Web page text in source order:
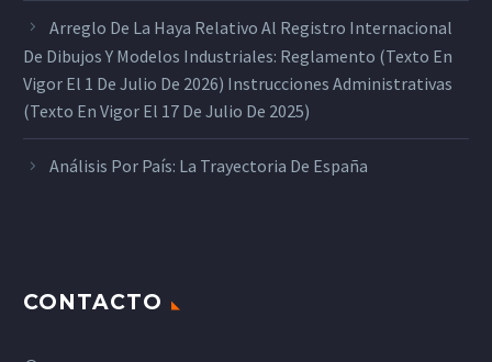
Arreglo De La Haya Relativo Al Registro Internacional
De Dibujos Y Modelos Industriales: Reglamento (texto En
Vigor El 1 De Julio De 2026) Instrucciones Administrativas
(texto En Vigor El 17 De Julio De 2025)
Análisis Por País: La Trayectoria De España
CONTACTO